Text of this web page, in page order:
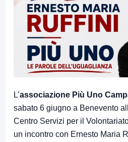
L’associazione Più Uno
sabato 6 giugno a Benevento
Centro Servizi per il
un incontro con Ernesto Maria